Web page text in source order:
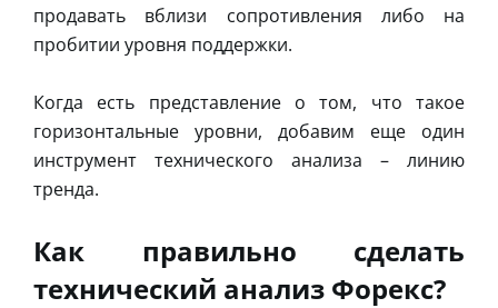
продавать вблизи сопротивления либо на
пробитии уровня поддержки.
Когда есть представление о том, что такое
горизонтальные уровни, добавим еще один
инструмент технического анализа – линию
тренда.
Как правильно сделать
технический анализ Форекс?